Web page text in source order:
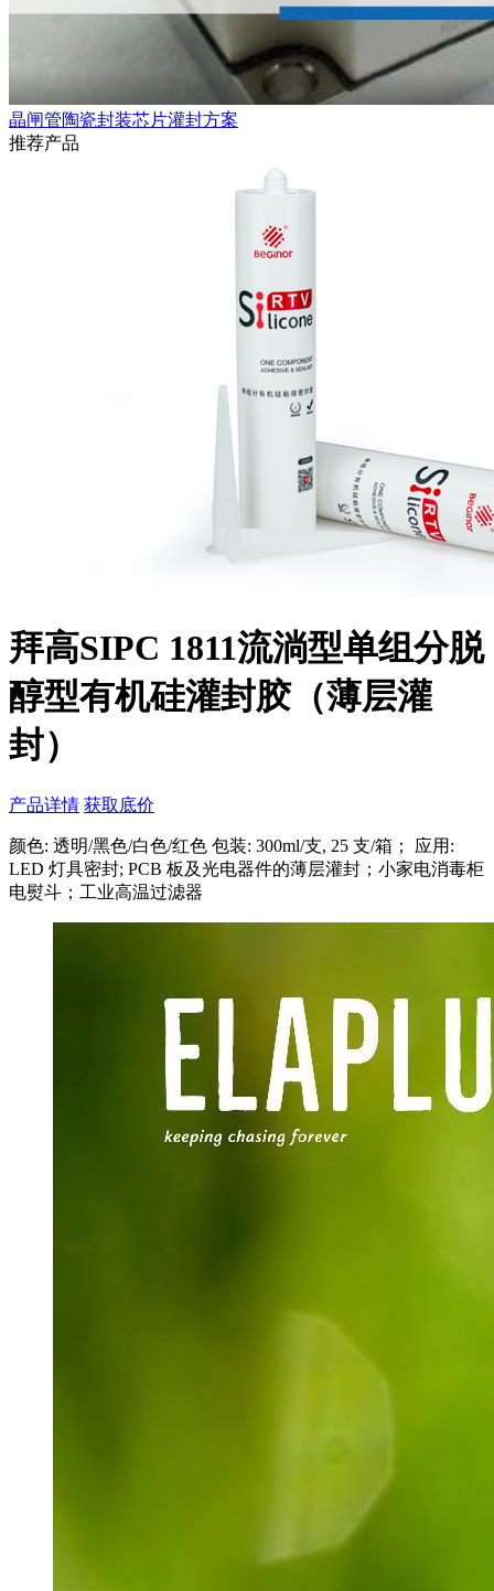
晶闸管陶瓷封装芯片灌封方案
推荐产品
拜高SIPC 1811流淌型单组分脱
醇型有机硅灌封胶（薄层灌
封）
产品详情 获取底价
颜色: 透明/黑色/白色/红色 包装: 300ml/支, 25 支/箱； 应用:
LED 灯具密封; PCB 板及光电器件的薄层灌封；小家电消毒柜
电熨斗；工业高温过滤器